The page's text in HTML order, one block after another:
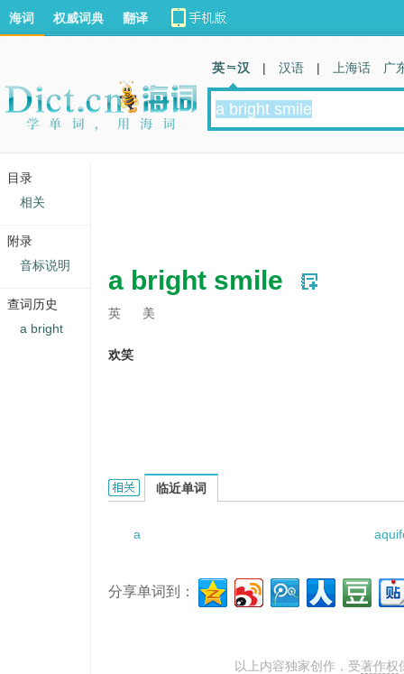
a bright smile
英 美
欢笑
a bright smile的相关资料：
临近单词
a
分享单词到：
以上内容独家创作，受著作权
海词 权威词典 翻译
英 汉 | 汉语 | 上海话 广
目录
相关
附录
音标说明
查词历史
a bright